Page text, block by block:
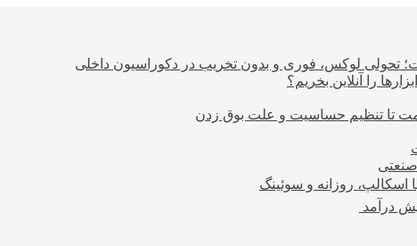
تحولی لوکس، فوری و بدون تخریب در دکوراسیون داخلی
را آنلاین بخریم؟
تا تنظیم حساسیت و علت بوق زدن
صنعتی
روزانه و سوئینگ